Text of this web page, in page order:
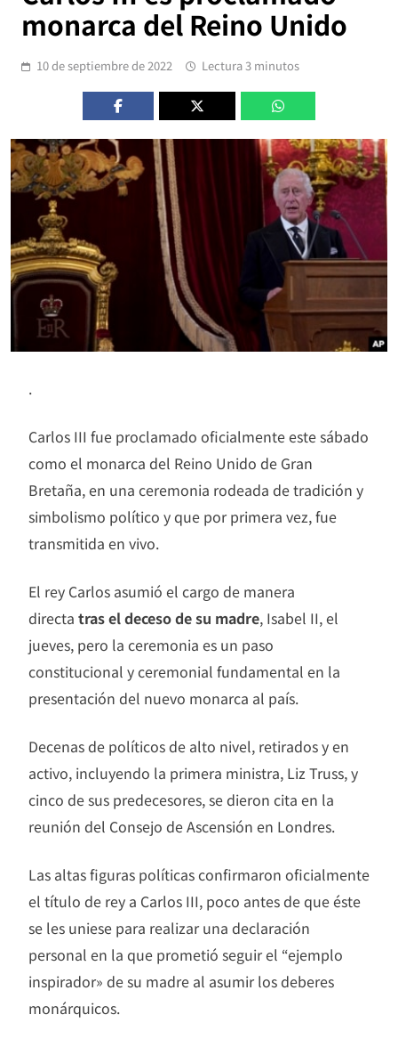
monarca del Reino Unido
10 de septiembre de 2022 Lectura 3 minutos
.
Carlos III fue proclamado oficialmente este sábado
como el monarca del Reino Unido de Gran
Bretaña, en una ceremonia rodeada de tradición y
simbolismo político y que por primera vez, fue
transmitida en vivo.
El rey Carlos asumió el cargo de manera
directa tras el deceso de su madre, Isabel II, el
jueves, pero la ceremonia es un paso
constitucional y ceremonial fundamental en la
presentación del nuevo monarca al país.
Decenas de políticos de alto nivel, retirados y en
activo, incluyendo la primera ministra, Liz Truss, y
cinco de sus predecesores, se dieron cita en la
reunión del Consejo de Ascensión en Londres.
Las altas figuras políticas confirmaron oficialmente
el título de rey a Carlos III, poco antes de que éste
se les uniese para realizar una declaración
personal en la que prometió seguir el “ejemplo
inspirador» de su madre al asumir los deberes
monárquicos.